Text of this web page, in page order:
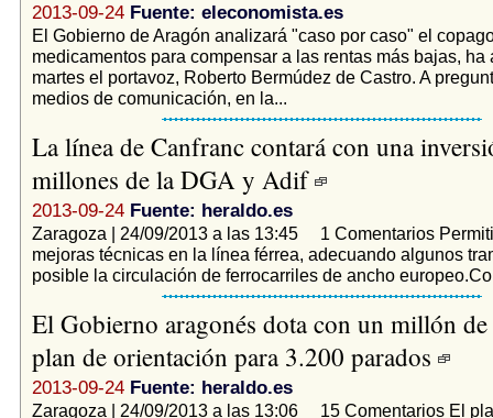
2013-09-24 Fuente: eleconomista.es
El Gobierno de Aragón analizará "caso por caso" el
medicamentos para compensar a las rentas más bajas, ha
martes el portavoz, Roberto Bermúdez de Castro. A
medios de comunicación, en la...
La línea de Canfranc contará con una
millones de la DGA y Adif
2013-09-24 Fuente: heraldo.es
Zaragoza | 24/09/2013 a las 13:45 1 Comentarios
mejoras técnicas en la línea férrea, adecuando algunos
posible la circulación de ferrocarriles de ancho
El Gobierno aragonés dota con un millón
plan de orientación para 3.200 parados
2013-09-24 Fuente: heraldo.es
Zaragoza | 24/09/2013 a las 13:06 15 Comentarios El